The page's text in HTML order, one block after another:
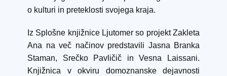
o kulturi in preteklosti svojega kraja.
Iz Splošne knjižnice Ljutomer so projekt Zakleta
Ana na več načinov predstavili Jasna Branka
Staman, Srečko Pavličič in Vesna Laissani.
Knjižnica v okviru domoznanske dejavnosti